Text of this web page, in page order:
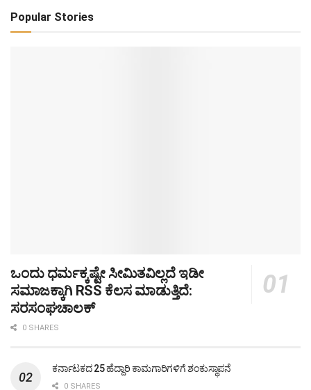
Popular Stories
ಒಂದು ಧರ್ಮಕ್ಕಷ್ಟೇ ಸೀಮಿತವಿಲ್ಲದೆ ಇಡೀ
ಸಮಾಜಕ್ಕಾಗಿ RSS ಕೆಲಸ ಮಾಡುತ್ತಿದೆ:
ಸರಸಂಘಚಾಲಕ್
0 SHARES
ಕರ್ನಾಟಕದ 25 ಹೆದ್ದಾರಿ ಕಾಮಗಾರಿಗಳಿಗೆ ಶಂಕುಸ್ಥಾಪನೆ
0 SHARES